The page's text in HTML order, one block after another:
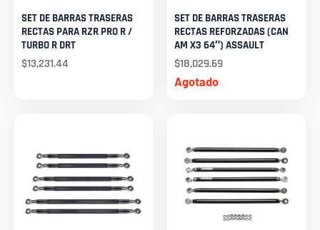
SET DE BARRAS TRASERAS
RECTAS PARA RZR PRO R /
TURBO R DRT
$13,231.44
Agotado
SET DE BARRAS TRASERAS
RECTAS REFORZADAS (CAN
AM X3 64″) ASSAULT
$18,029.69